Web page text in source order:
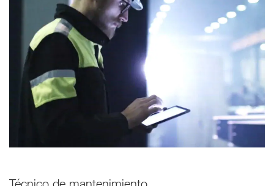
Técnico de mantenimiento